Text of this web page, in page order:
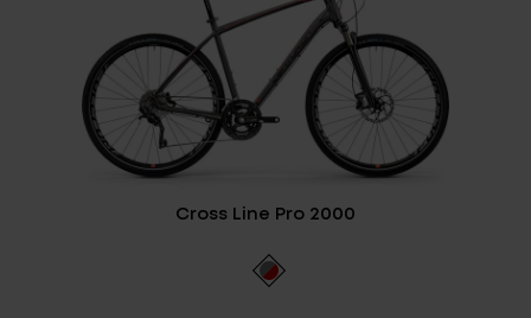
Cross Line Pro 2000